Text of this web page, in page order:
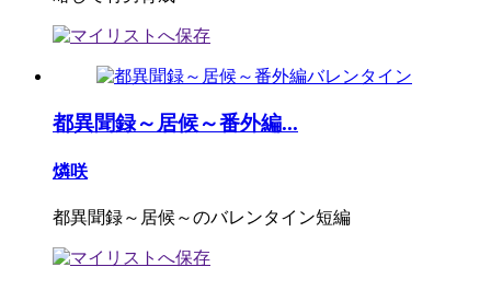
都異聞録～居候～番外編...
燐咲
都異聞録～居候～のバレンタイン短編